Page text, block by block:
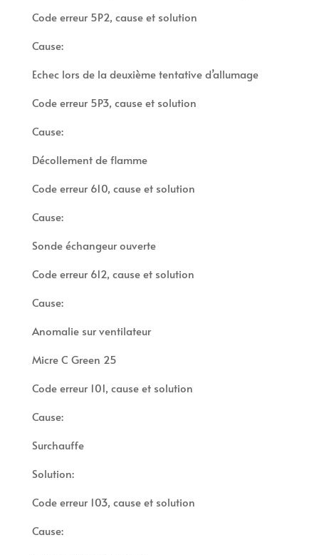
Code erreur 5P2, cause et solution
Cause:
Echec lors de la deuxième tentative d’allumage
Code erreur 5P3, cause et solution
Cause:
Décollement de flamme
Code erreur 610, cause et solution
Cause:
Sonde échangeur ouverte
Code erreur 612, cause et solution
Cause:
Anomalie sur ventilateur
Micre C Green 25
Code erreur 101, cause et solution
Cause:
Surchauffe
Solution:
Code erreur 103, cause et solution
Cause: